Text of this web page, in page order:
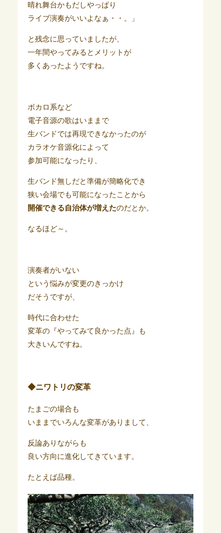
晴れ舞台かもだしやっぱり
ライブ演奏がいいよなぁ・・。」
と残念に思っていましたが、
一年間やってみるとメリットが
多くあったようですね。
ボカロ系など
電子音源の歌はいままで
生バンドでは再現できなかったのが
カラオケ音源化によって
参加可能になったり、
生バンド無しだと準備が簡略化でき
狭い会場でも可能になったことから
開催できる自治体が増えたのだとか。
なるほど～。
演奏者がいない
という悩みが変更のきっかけ
だそうですが、
時代に合わせた
変革の『やってみて良かった点』も
大きいんですね。
◆ニワトリの変革
たまごの場合も
いままでいろんな変革がありまして、
反論ありながらも
良い方向に進化してきています。
たとえば品種。